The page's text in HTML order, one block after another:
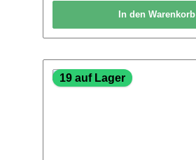
In den Warenkorb
19 auf Lager